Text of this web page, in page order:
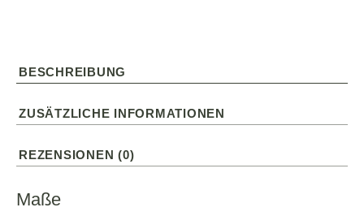
BESCHREIBUNG
ZUSÄTZLICHE INFORMATIONEN
REZENSIONEN (0)
Maße